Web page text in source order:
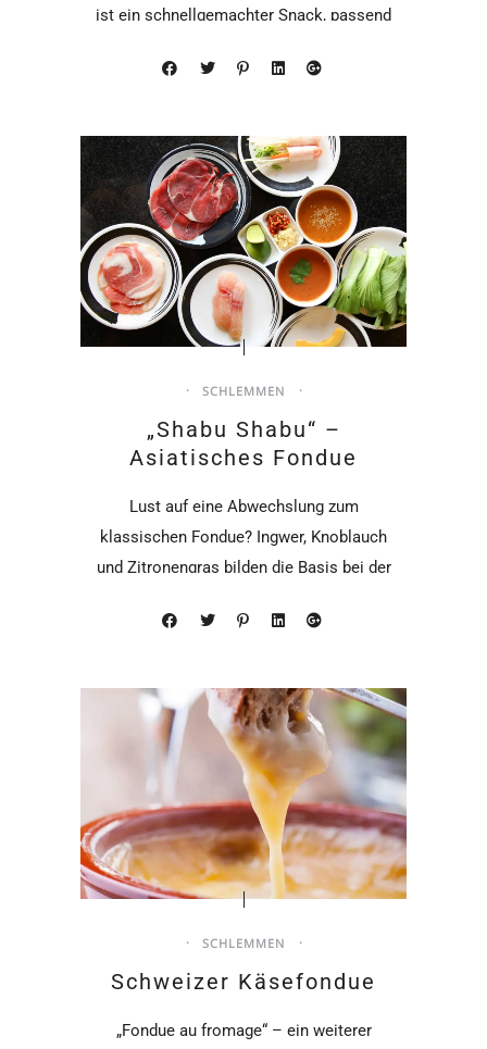
ist ein schnellgemachter Snack, passend
SCHLEMMEN
„Shabu Shabu“ –
Asiatisches Fondue
Lust auf eine Abwechslung zum
klassischen Fondue? Ingwer, Knoblauch
und Zitronengras bilden die Basis bei der
SCHLEMMEN
Schweizer Käsefondue
„Fondue au fromage“ – ein weiterer